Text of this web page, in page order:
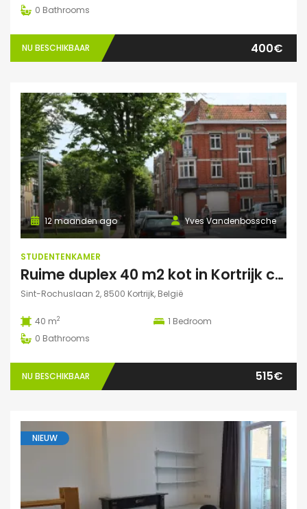
0 Bathrooms
NU BESCHIKBAAR 400€
Yves Vandenbossche
12 maanden ago
STUDENTENKAMER
Ruime duplex 40 m2 kot in Kortrijk centraal gelegen.
Sint-Rochuslaan 2, 8500 Kortrijk, België
40 m2 1 Bedroom
0 Bathrooms
NU BESCHIKBAAR 515€
NIEUW